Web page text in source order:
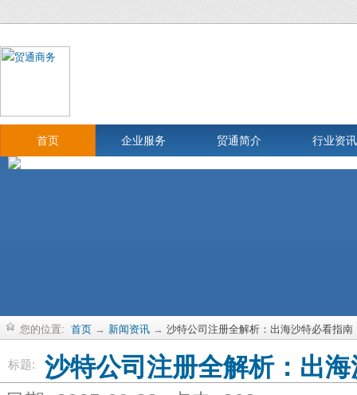
首页 企业服务 贸通简介 行业资讯
您的位置: 首页 → 新闻资讯 → 沙特公司注册全解析：出海沙特必看指南
标题: 沙特公司注册全解析：出